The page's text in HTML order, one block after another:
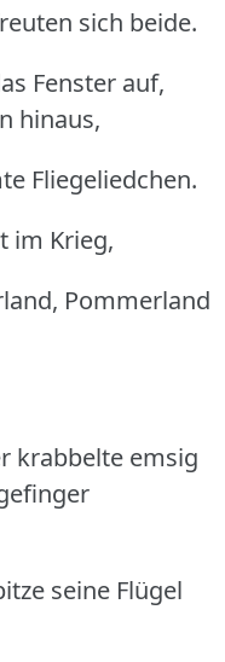
sich beide.
Fenster auf,
hinaus,
Fliegeliedchen.
im Krieg,
Pommerland
krabbelte emsig
seine Flügel